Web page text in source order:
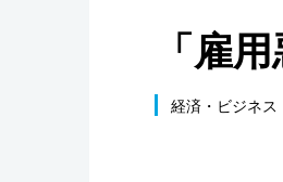
「雇
経済・ビジネス